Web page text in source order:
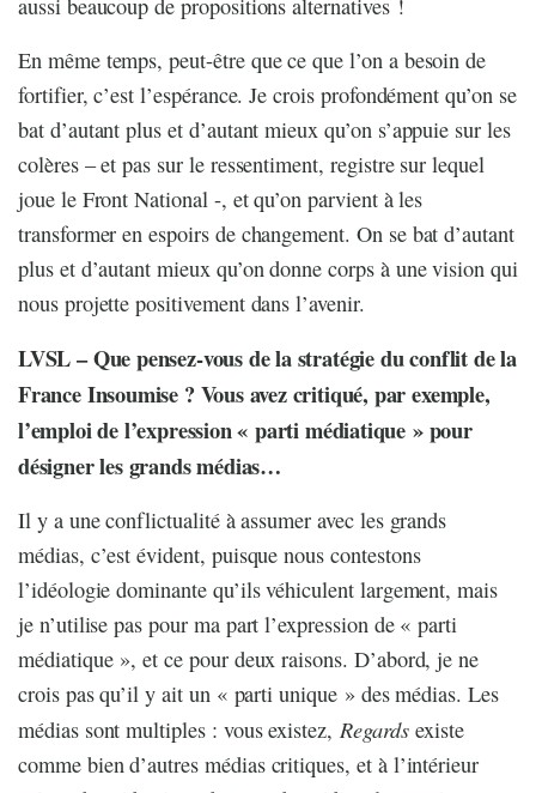
En même temps, peut-être que ce que l’on a besoin de
fortifier, c’est l’espérance. Je crois profondément qu’on se
bat d’autant plus et d’autant mieux qu’on s’appuie sur les
colères – et pas sur le ressentiment, registre sur lequel
joue le Front National -, et qu’on parvient à les
transformer en espoirs de changement. On se bat d’autant
plus et d’autant mieux qu’on donne corps à une vision qui
nous projette positivement dans l’avenir.
LVSL – Que pensez-vous de la stratégie du conflit de la
France Insoumise ? Vous avez critiqué, par exemple,
l’emploi de l’expression « parti médiatique » pour
désigner les grands médias…
Il y a une conflictualité à assumer avec les grands
médias, c’est évident, puisque nous contestons
l’idéologie dominante qu’ils véhiculent largement, mais
je n’utilise pas pour ma part l’expression de « parti
médiatique », et ce pour deux raisons. D’abord, je ne
crois pas qu’il y ait un « parti unique » des médias. Les
médias sont multiples : vous existez, Regardsexiste
comme bien d’autres médias critiques, et à l’intérieur